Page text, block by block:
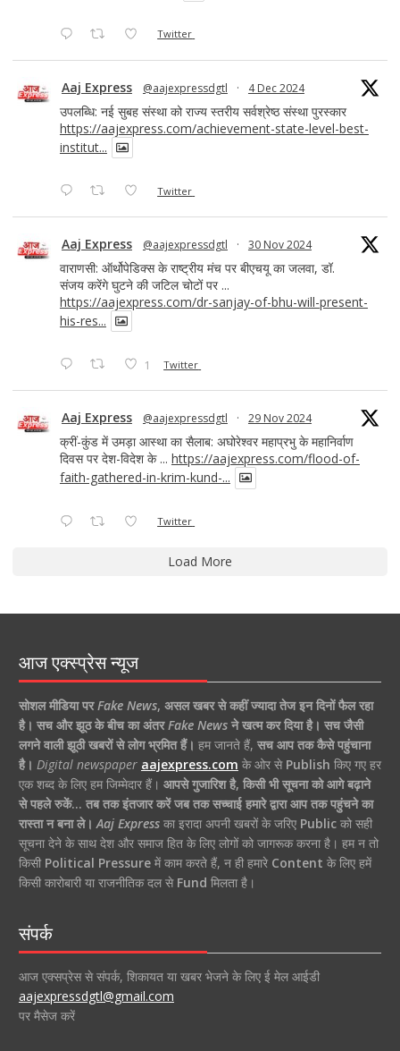
Twitter
Aaj Express @aajexpressdgtl · 4 Dec 2024
उपलब्धि: नई सुबह संस्था को राज्य स्तरीय सर्वश्रेष्ठ संस्था पुरस्कार
https://aajexpress.com/achievement-state-level-best-
institut...
Twitter
Aaj Express @aajexpressdgtl · 30 Nov 2024
वाराणसी: ऑर्थोपेडिक्स के राष्ट्रीय मंच पर बीएचयू का जलवा, डॉ.
संजय करेंगे घुटने की जटिल चोटों पर ...
https://aajexpress.com/dr-sanjay-of-bhu-will-present-
his-res...
1 Twitter
Aaj Express @aajexpressdgtl · 29 Nov 2024
क्रीं-कुंड में उमड़ा आस्था का सैलाब: अघोरेश्वर महाप्रभु के महानिर्वाण
दिवस पर देश-विदेश के ... https://aajexpress.com/flood-of-
faith-gathered-in-krim-kund-...
Twitter
Load More
आज एक्स्प्रेस न्यूज
सोशल मीडिया पर Fake News, असल खबर से कहीं ज्यादा तेज इन दिनों फैल रहा
है। सच और झूठ के बीच का अंतर Fake Newsने खत्म कर दिया है। सच जैसी
लगने वाली झूठी खबरों से लोग भ्रमित हैं। हम जानते हैं, सच आप तक कैसे पहुंचाना
है। Digital newspaper aajexpress.com के ओर से Publish किए गए हर
एक शब्द के लिए हम जिम्मेदार हैं। आपसे गुजारिश है, किसी भी सूचना को आगे बढ़ाने
से पहले रुकें… तब तक इंतजार करें जब तक सच्चाई हमारे द्वारा आप तक पहुंचने का
रास्ता न बना ले। Aaj Expressका इरादा अपनी खबरों के जरिए Publicको सही
सूचना देने के साथ देश और समाज हित के लिए लोगों को जागरूक करना है। हम न तो
किसी Political Pressureमें काम करते हैं, न ही हमारे Content के लिए हमें
किसी कारोबारी या राजनीतिक दल से Fund मिलता है।
संपर्क
आज एक्सप्रेस से संपर्क, शिकायत या खबर भेजने के लिए ई मेल आईडी
aajexpressdgtl@gmail.com
पर मैसेज करें